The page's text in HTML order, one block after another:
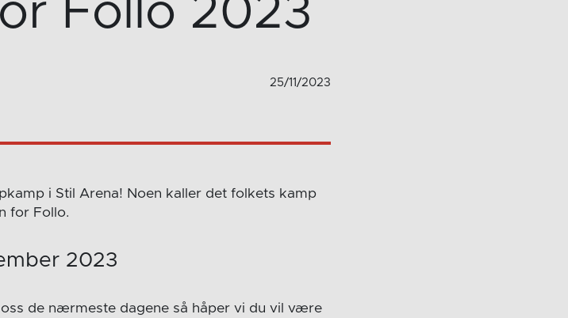
Follo 2023
25/11/2023
i Stil Arena! Noen kaller det folkets kamp
for Follo.
2023
de nærmeste dagene så håper vi du vil være